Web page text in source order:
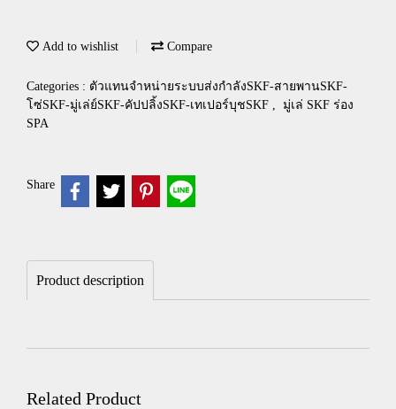
Add to wishlist Compare
Categories : ตัวแทนจำหน่ายระบบส่งกำลังSKF-สายพานSKF-
โซ่SKF-มู่เล่ย์SKF-คัปปลิ้งSKF-เทเปอร์บุชSKF , มู่เล่ SKF ร่อง
SPA
Share
Product description
Related Product